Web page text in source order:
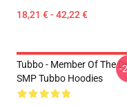
18,21 € - 42,22 €
Tubbo - Member Of The
SMP Tubbo Hoodies
-